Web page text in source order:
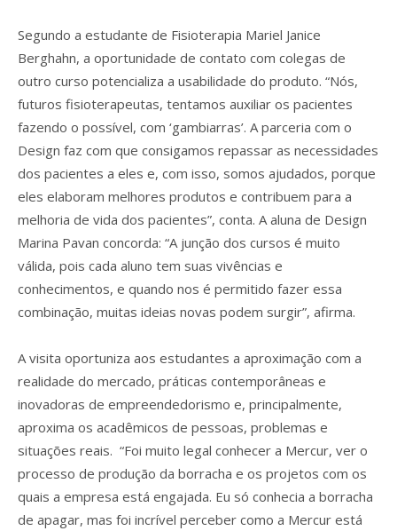
Segundo a estudante de Fisioterapia Mariel Janice
Berghahn, a oportunidade de contato com colegas de
outro curso potencializa a usabilidade do produto. “Nós,
futuros fisioterapeutas, tentamos auxiliar os pacientes
fazendo o possível, com ‘gambiarras’. A parceria com o
Design faz com que consigamos repassar as necessidades
dos pacientes a eles e, com isso, somos ajudados, porque
eles elaboram melhores produtos e contribuem para a
melhoria de vida dos pacientes”, conta. A aluna de Design
Marina Pavan concorda: “A junção dos cursos é muito
válida, pois cada aluno tem suas vivências e
conhecimentos, e quando nos é permitido fazer essa
combinação, muitas ideias novas podem surgir”, afirma.
A visita oportuniza aos estudantes a aproximação com a
realidade do mercado, práticas contemporâneas e
inovadoras de empreendedorismo e, principalmente,
aproxima os acadêmicos de pessoas, problemas e
situações reais. “Foi muito legal conhecer a Mercur, ver o
processo de produção da borracha e os projetos com os
quais a empresa está engajada. Eu só conhecia a borracha
de apagar, mas foi incrível perceber como a Mercur está